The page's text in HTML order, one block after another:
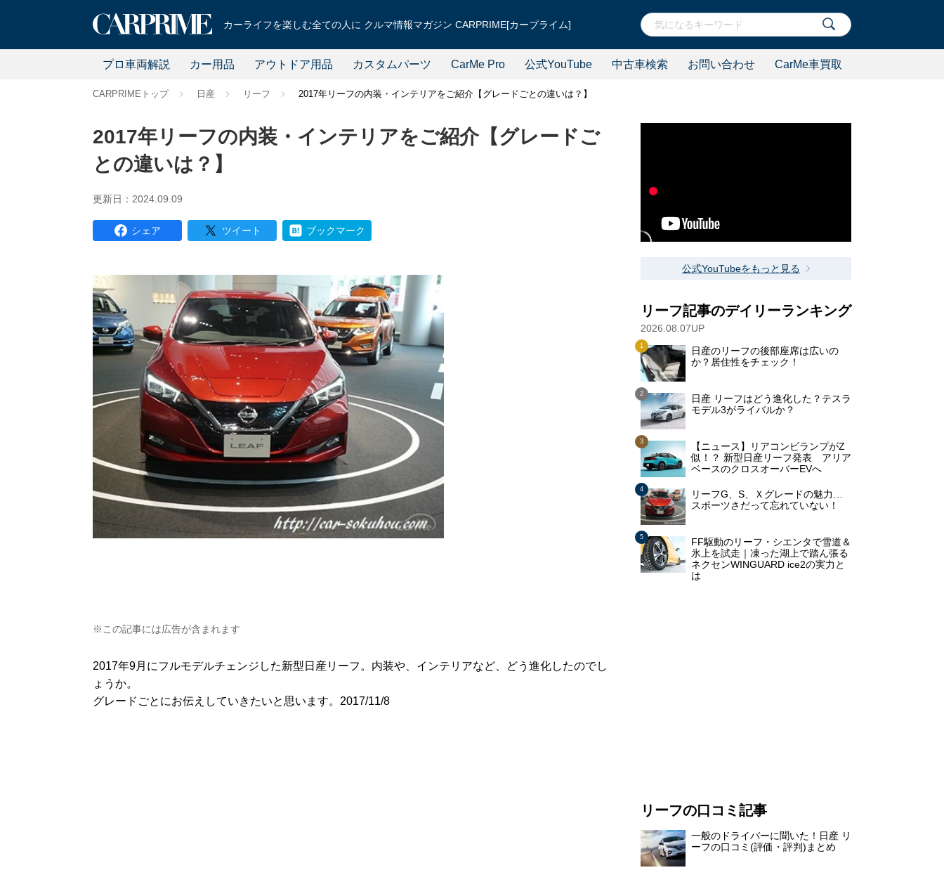
カーライフを楽しむ全ての人に クルマ情報マガジン CARPRIME[カープライム]
プロ車両解説 カー用品 アウトドア用品 カスタムパーツ CarMe Pro 公式YouTube 中古車検索 お問い合わせ CarMe車買取
CARPRIMEトップ 日産 リーフ 2017年リーフの内装・インテリアをご紹介【グレードごとの違いは？】
2017年リーフの内装・インテリアをご紹介【グレードご
との違いは？】
更新日：2024.09.09
シェア ツイート ブックマーク
※この記事には広告が含まれます
2017年9月にフルモデルチェンジした新型日産リーフ。内装や、インテリアなど、どう進化したのでし
ょうか。
グレードごとにお伝えしていきたいと思います。2017/11/8
公式YouTubeをもっと見る
リーフ記事のデイリーランキング
2026.08.07UP
日産のリーフの後部座席は広いの
か？居住性をチェック！
日産 リーフはどう進化した？テスラ
モデル3がライバルか？
【ニュース】リアコンビランプがZ
似！？ 新型日産リーフ発表 アリア
ベースのクロスオーバーEVへ
リーフG、S、Ｘグレードの魅力…
スポーツさだって忘れていない！
FF駆動のリーフ・シエンタで雪道＆
氷上を試走｜凍った湖上で踏ん張る
ネクセンWINGUARD ice2の実力と
は
リーフの口コミ記事
一般のドライバーに聞いた！日産 リ
ーフの口コミ(評価・評判)まとめ